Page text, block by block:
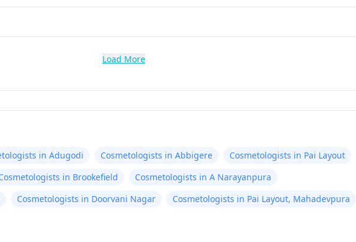
Load More
in Adugodi Cosmetologists in Abbigere
Cosmetologists in Pai Layout
in Brookefield
Cosmetologists in A Narayanpura
Cosmetologists in Doorvani Nagar Cosmetologists in Pai Layout, Mahadevpura